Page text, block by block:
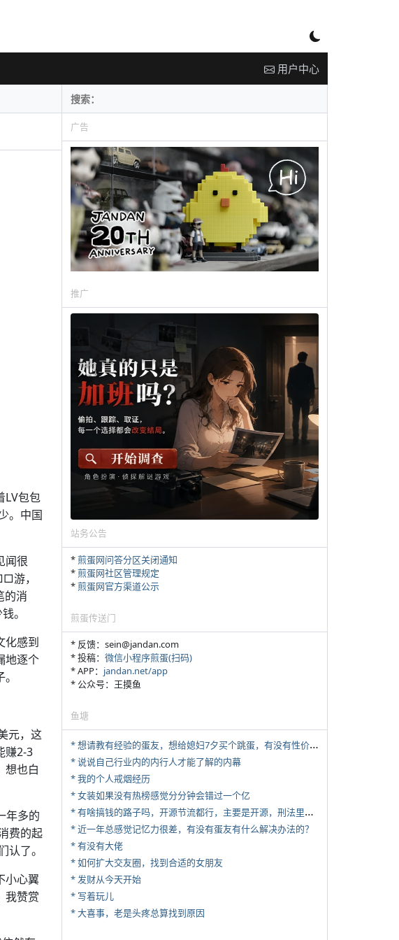
用户中心
LV包包
。中国
闻很
游，
的消
。
化感到
地逐个
元，这
赚2-3
想也白
年多的
费的起
了。
小心翼
我赞赏
广告
推广
站务公告
*煎蛋网问答分区关闭通知
*煎蛋网社区管理规定
*煎蛋网官方渠道公示
煎蛋传送门
* 反馈：sein@jandan.com
* 投稿： 微信小程序煎蛋(扫码)
* APP： jandan.net/app
* 公众号：王摸鱼
鱼塘
*
想请教有经验的蛋友，想给媳妇7夕买个跳蛋，有没有性价比高的推荐
* 说说自己行业内的内行人才能了解的内幕
* 我的个人戒烟经历
* 女装如果没有热榜感觉分分钟会错过一个亿
*
有啥搞钱的路子吗，开源节流都行，主要是开源，刑法里的咱不做
* 近一年总感觉记忆力很差，有没有蛋友有什么解决办法的？
* 有没有大佬
* 如何扩大交友圈，找到合适的女朋友
* 发财从今天开始
* 写着玩儿
* 大喜事，老是头疼总算找到原因